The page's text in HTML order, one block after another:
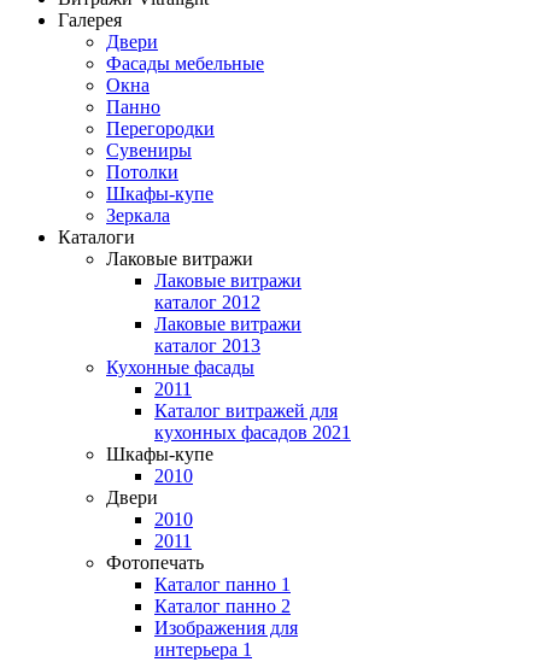
Галерея
Двери
Фасады мебельные
Окна
Панно
Перегородки
Сувениры
Потолки
Шкафы-купе
Зеркала
Каталоги
Лаковые витражи
Лаковые витражи
каталог 2012
Лаковые витражи
каталог 2013
Кухонные фасады
2011
Каталог витражей для
кухонных фасадов 2021
Шкафы-купе
2010
Двери
2010
2011
Фотопечать
Каталог панно 1
Каталог панно 2
Изображения для
интерьера 1